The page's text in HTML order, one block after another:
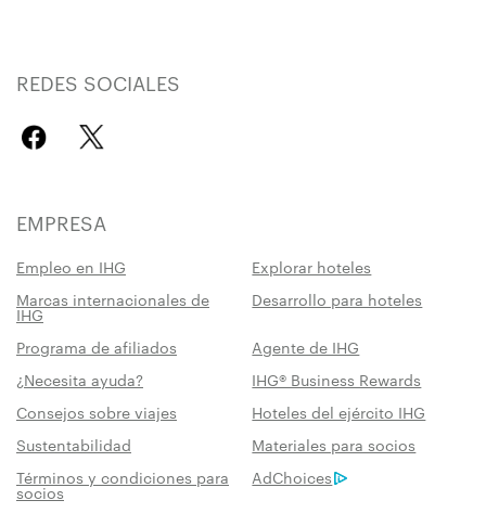
REDES SOCIALES
EMPRESA
Empleo en IHG
Explorar hoteles
Marcas internacionales de
IHG
Desarrollo para hoteles
Programa de afiliados
Agente de IHG
¿Necesita ayuda?
IHG® Business Rewards
Consejos sobre viajes
Hoteles del ejército IHG
Sustentabilidad
Materiales para socios
Términos y condiciones para
socios
AdChoices